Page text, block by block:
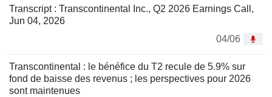
Transcript : Transcontinental Inc., Q2 2026 Earnings Call,
Jun 04, 2026
04/06
Transcontinental : le bénéfice du T2 recule de 5.9% sur
fond de baisse des revenus ; les perspectives pour 2026
sont maintenues